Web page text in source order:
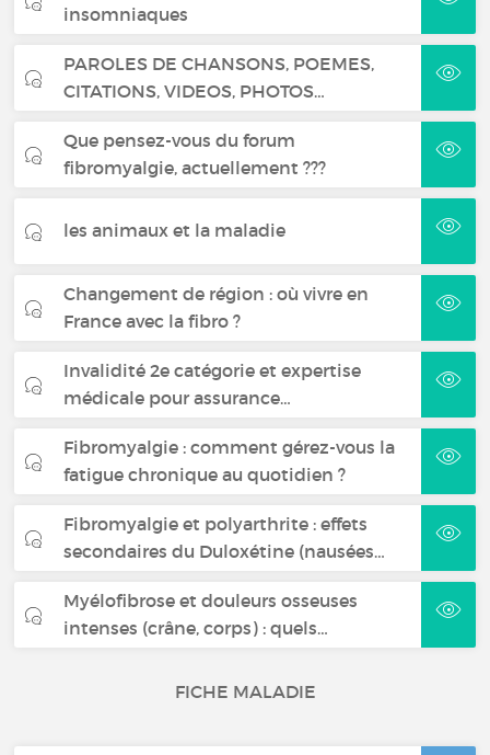
insomniaques
PAROLES DE CHANSONS, POEMES,
CITATIONS, VIDEOS, PHOTOS…
Que pensez-vous du forum
fibromyalgie, actuellement ???
les animaux et la maladie
Changement de région : où vivre en
France avec la fibro ?
Invalidité 2e catégorie et expertise
médicale pour assurance…
Fibromyalgie : comment gérez-vous la
fatigue chronique au quotidien ?
Fibromyalgie et polyarthrite : effets
secondaires du Duloxétine (nausées…
Myélofibrose et douleurs osseuses
intenses (crâne, corps) : quels…
FICHE MALADIE